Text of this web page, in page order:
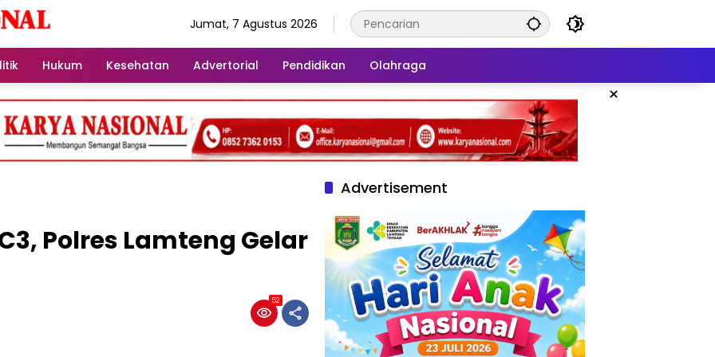
Jumat, 7 Agustus 2026
Hukum Kesehatan Advertorial Pendidikan Olahraga
×
Polres Lamteng Gelar
52
Advertisement